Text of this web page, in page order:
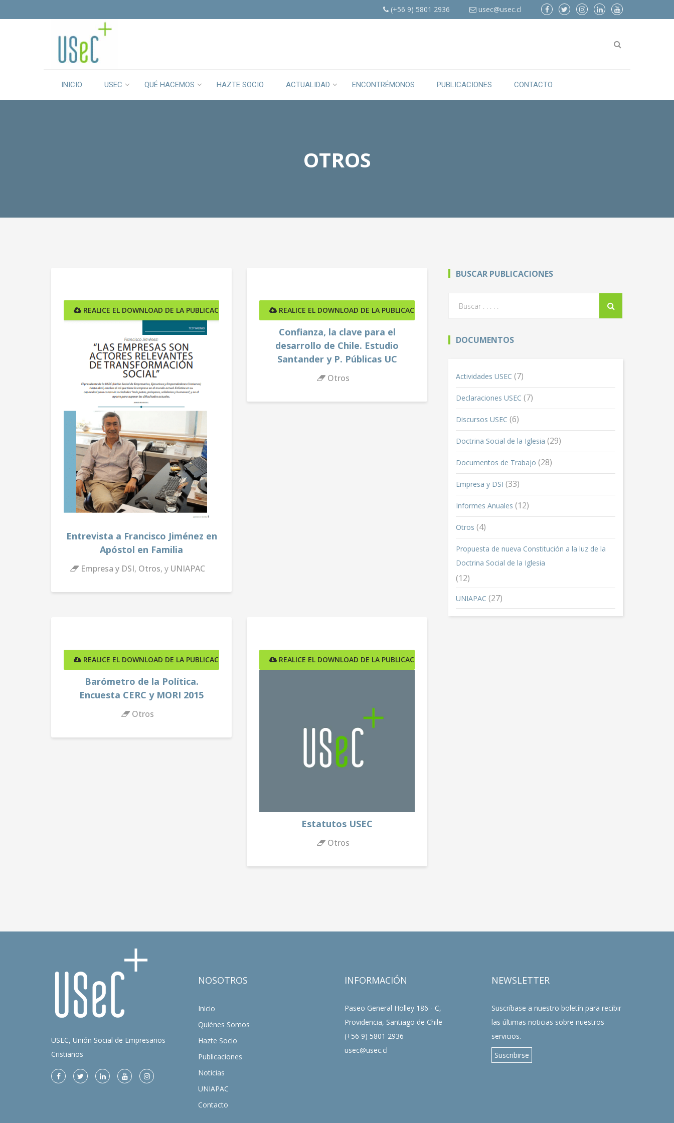
(+56 9) 5801 2936 usec@usec.cl
INICIO USEC QUÉ HACEMOS HAZTE SOCIO ACTUALIDAD ENCONTRÉMONOS PUBLICACIONES CONTACTO
OTROS
REALICE EL DOWNLOAD DE LA PUBLICACIÓN AQUÍ
Entrevista a Francisco Jiménez en
Apóstol en Familia
Empresa y DSI, Otros, y UNIAPAC
REALICE EL DOWNLOAD DE LA PUBLICACIÓN AQUÍ
Confianza, la clave para el
desarrollo de Chile. Estudio
Santander y P. Públicas UC
Otros
REALICE EL DOWNLOAD DE LA PUBLICACIÓN AQUÍ
Barómetro de la Política.
Encuesta CERC y MORI 2015
Otros
REALICE EL DOWNLOAD DE LA PUBLICACIÓN AQUÍ
Estatutos USEC
Otros
BUSCAR PUBLICACIONES
DOCUMENTOS
Actividades USEC (7)
Declaraciones USEC (7)
Discursos USEC (6)
Doctrina Social de la Iglesia (29)
Documentos de Trabajo (28)
Empresa y DSI (33)
Informes Anuales (12)
Otros (4)
Propuesta de nueva Constitución a la luz de la
Doctrina Social de la Iglesia
(12)
UNIAPAC (27)
USEC, Unión Social de Empresarios
Cristianos
NOSOTROS
Inicio
Quiénes Somos
Hazte Socio
Publicaciones
Noticias
UNIAPAC
Contacto
INFORMACIÓN
Paseo General Holley 186 - C,
Providencia, Santiago de Chile
(+56 9) 5801 2936
usec@usec.cl
NEWSLETTER
Suscríbase a nuestro boletín para recibir
las últimas noticias sobre nuestros
servicios.
Suscribirse